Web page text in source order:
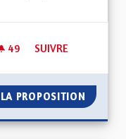
49 49 ABONNÉS
SUIVRE
PROPOSITION MISE